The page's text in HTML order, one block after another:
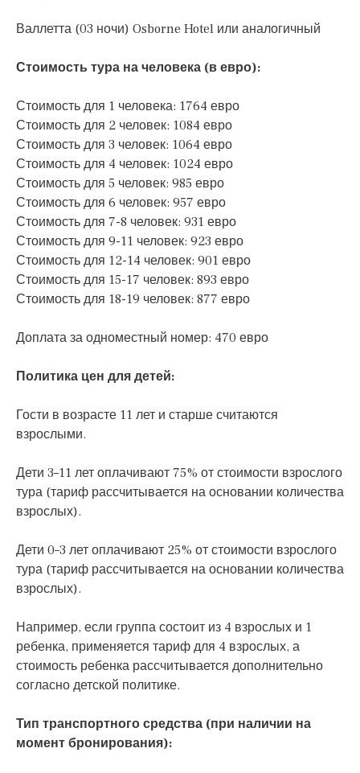
Валлетта (03 ночи) Osborne Hotel или аналогичный
Стоимость тура на человека (в евро):
Стоимость для 1 человека: 1764 евро
Стоимость для 2 человек: 1084 евро
Стоимость для 3 человек: 1064 евро
Стоимость для 4 человек: 1024 евро
Стоимость для 5 человек: 985 евро
Стоимость для 6 человек: 957 евро
Стоимость для 7-8 человек: 931 евро
Стоимость для 9-11 человек: 923 евро
Стоимость для 12-14 человек: 901 евро
Стоимость для 15-17 человек: 893 евро
Стоимость для 18-19 человек: 877 евро
Доплата за одноместный номер: 470 евро
Политика цен для детей:
Гости в возрасте 11 лет и старше считаются
взрослыми.
Дети 3–11 лет оплачивают 75% от стоимости взрослого
тура (тариф рассчитывается на основании количества
взрослых).
Дети 0–3 лет оплачивают 25% от стоимости взрослого
тура (тариф рассчитывается на основании количества
взрослых).
Например, если группа состоит из 4 взрослых и 1
ребенка, применяется тариф для 4 взрослых, а
стоимость ребенка рассчитывается дополнительно
согласно детской политике.
Тип транспортного средства (при наличии на
момент бронирования):